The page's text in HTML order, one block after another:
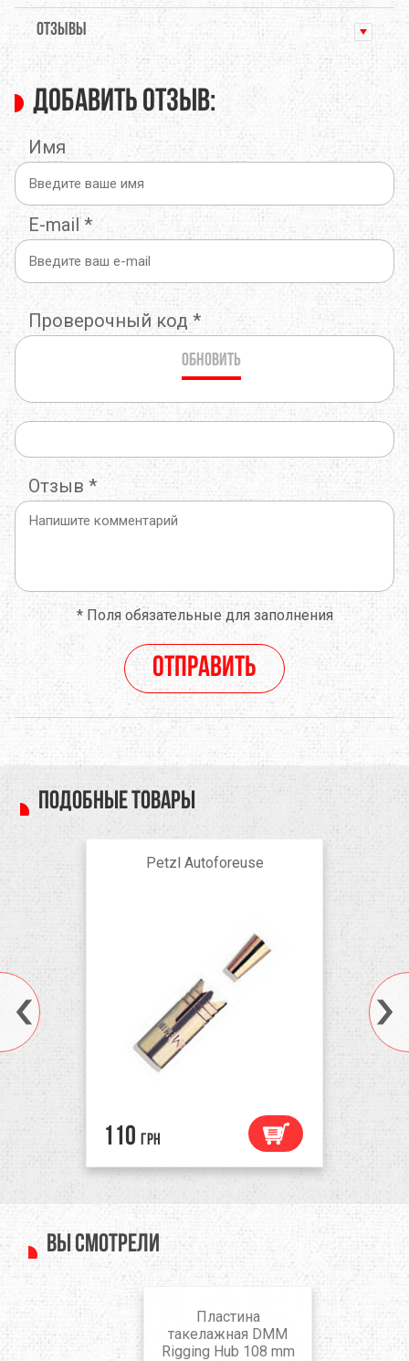
ОТЗЫВЫ
Добавить отзыв:
Имя
E-mail*
Проверочный код*
Обновить
Отзыв *
*Поля обязательные для заполнения
Отправить
Подобные товары
Petzl Autoforeuse
110 грн
Вы смотрели
Пластина
такелажная DMM
Rigging Hub 108 mm